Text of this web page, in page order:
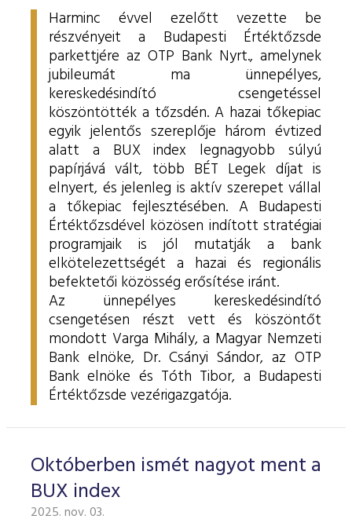
Harminc évvel ezelőtt vezette be
részvényeit a Budapesti Értéktőzsde
parkettjére az OTP Bank Nyrt., amelynek
jubileumát ma ünnepélyes,
kereskedésindító csengetéssel
köszöntötték a tőzsdén. A hazai tőkepiac
egyik jelentős szereplője három évtized
alatt a BUX index legnagyobb súlyú
papírjává vált, több BÉT Legek díjat is
elnyert, és jelenleg is aktív szerepet vállal
a tőkepiac fejlesztésében. A Budapesti
Értéktőzsdével közösen indított stratégiai
programjaik is jól mutatják a bank
elkötelezettségét a hazai és regionális
befektetői közösség erősítése iránt.
Az ünnepélyes kereskedésindító
csengetésen részt vett és köszöntőt
mondott Varga Mihály, a Magyar Nemzeti
Bank elnöke, Dr. Csányi Sándor, az OTP
Bank elnöke és Tóth Tibor, a Budapesti
Értéktőzsde vezérigazgatója.
Októberben ismét nagyot ment a
BUX index
2025. nov. 03.